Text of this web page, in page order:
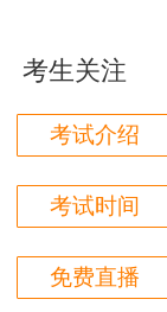
林轩老师讲得
得懂。简答题
用户
本门课程老师
别是财务评价
很好。
用户
考生关注
考试介绍
考试时间
免费直播